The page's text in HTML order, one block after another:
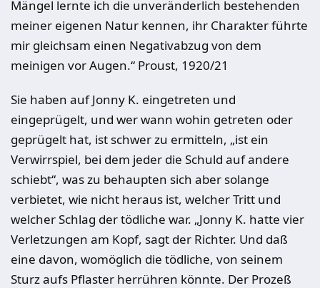
Mängel lernte ich die unveränderlich bestehenden
meiner eigenen Natur kennen, ihr Charakter führte
mir gleichsam einen Negativabzug von dem
meinigen vor Augen.“ Proust, 1920/21
Sie haben auf Jonny K. eingetreten und
eingeprügelt, und wer wann wohin getreten oder
geprügelt hat, ist schwer zu ermitteln, „ist ein
Verwirrspiel, bei dem jeder die Schuld auf andere
schiebt“, was zu behaupten sich aber solange
verbietet, wie nicht heraus ist, welcher Tritt und
welcher Schlag der tödliche war. „Jonny K. hatte vier
Verletzungen am Kopf, sagt der Richter. Und daß
eine davon, womöglich die tödliche, von seinem
Sturz aufs Pflaster herrühren könnte. Der Prozeß